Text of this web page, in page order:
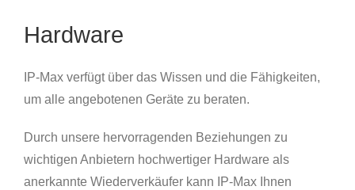
Hardware
IP-Max verfügt über das Wissen und die Fähigkeiten,
um alle angebotenen Geräte zu beraten.
Durch unsere hervorragenden Beziehungen zu
wichtigen Anbietern hochwertiger Hardware als
anerkannte Wiederverkäufer kann IP-Max Ihnen